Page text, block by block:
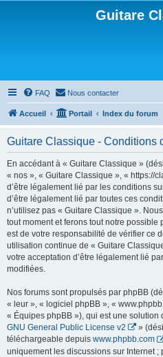
Guitare
FAQ Nous contacter
Accueil Portail Index du forum
Guitare Classique - Conditions
En accédant à « Guitare Classique »
« nos », « Guitare Classique », « https://
d’être légalement lié par les conditions
d’être légalement lié par toutes ces
n’utilisez pas « Guitare Classique ».
tout moment et ferons tout notre possible
est de votre responsabilité de vérifier ce
utilisation continue de « Guitare
votre acceptation d’être légalement lié
modifiées.
Nos forums sont propulsés par phpBB
« leur », « logiciel phpBB », «
« Équipes phpBB »), qui est une solution
GNU General Public License v2
»
téléchargeable depuis www.phpbb.com
uniquement les discussions sur Internet ;